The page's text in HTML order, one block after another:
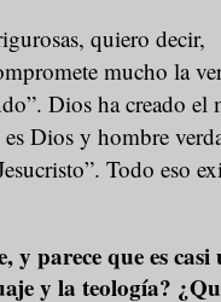
quiero decir,
mucho la
Dios ha creado el
Dios y hombre
Todo eso
y parece que es
y la teología?